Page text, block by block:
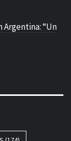
Argentina: “Un